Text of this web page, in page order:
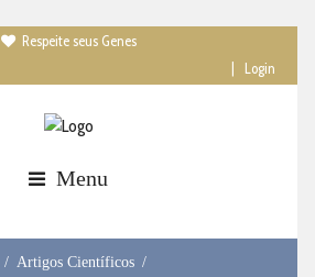
Respeite seus Genes
Login
Menu
/ Artigos Científicos /